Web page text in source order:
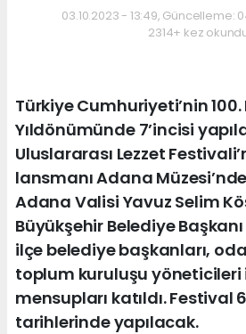
03.10.2023 - 13:49, Güncelleme:
2314+ kez
Türkiye Cumhuriyeti’nin
Yıldönümünde 7’incisi
Uluslararası Lezzet
lansmanı Adana
Adana Valisi Yavuz Selim
Büyükşehir Belediye
ilçe belediye başkanları,
toplum kuruluşu yöneticileri
mensupları katıldı. Festival
tarihlerinde yapılacak.